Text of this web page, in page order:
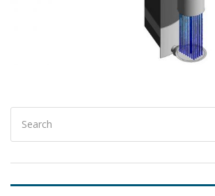
Search
for: